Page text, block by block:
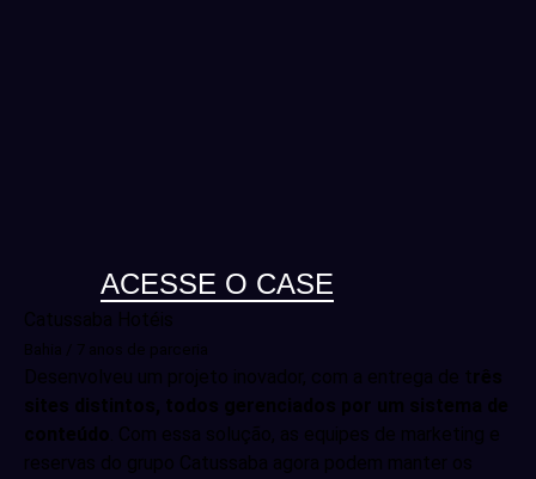
ACESSE O CASE
Catussaba Hotéis
Bahia / 7 anos de parceria
Desenvolveu um projeto inovador, com a entrega de três
sites distintos, todos gerenciados por um sistema de
conteúdo . Com essa solução, as equipes de marketing e
reservas do grupo Catussaba agora podem manter os